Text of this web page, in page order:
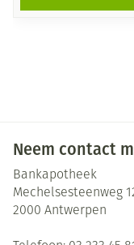
Neem contact
Bankapotheek
Mechelsesteenweg
2000 Antwerpen